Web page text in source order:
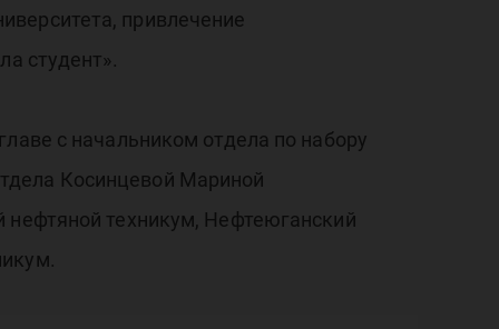
привлечение
студент».
с начальником отдела по набору
Косинцевой Мариной
нефтяной техникум, Нефтеюганский